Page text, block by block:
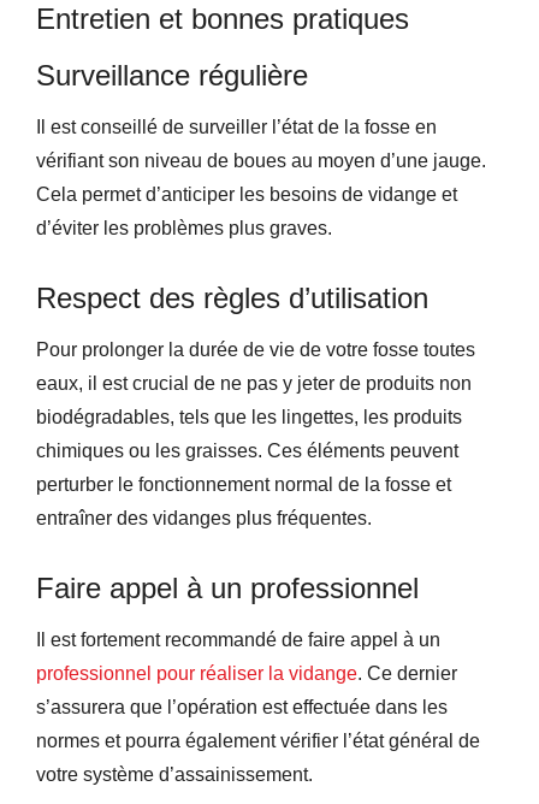
Entretien et bonnes pratiques
Surveillance régulière
Il est conseillé de surveiller l’état de la fosse en
vérifiant son niveau de boues au moyen d’une jauge.
Cela permet d’anticiper les besoins de vidange et
d’éviter les problèmes plus graves.
Respect des règles d’utilisation
Pour prolonger la durée de vie de votre fosse toutes
eaux, il est crucial de ne pas y jeter de produits non
biodégradables, tels que les lingettes, les produits
chimiques ou les graisses. Ces éléments peuvent
perturber le fonctionnement normal de la fosse et
entraîner des vidanges plus fréquentes.
Faire appel à un professionnel
Il est fortement recommandé de faire appel à un
professionnel pour réaliser la vidange. Ce dernier
s’assurera que l’opération est effectuée dans les
normes et pourra également vérifier l’état général de
votre système d’assainissement.